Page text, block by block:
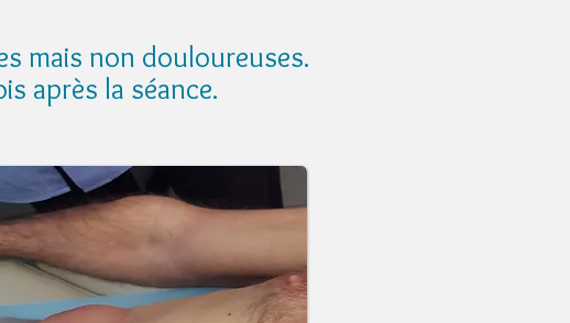
mais non douloureuses.
après la séance.